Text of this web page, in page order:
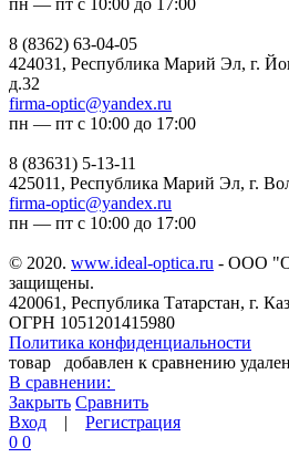
8 (8362) 63-04-05
424031, Республика Марий Эл, г.
д.32
firma-optic@yandex.ru
пн — пт с 10:00 до 17:00
8 (83631) 5-13-11
425011, Республика Марий Эл, г.
firma-optic@yandex.ru
пн — пт с 10:00 до 17:00
© 2020. www.ideal-optica.ru - ООО
защищены.
420061, Республика Татарстан, г.
ОГРН 1051201415980
Политика конфиденциальности
товар
добавлен к сравнению
В сравнении:
Закрыть Сравнить
Вход | Регистрация
0 0